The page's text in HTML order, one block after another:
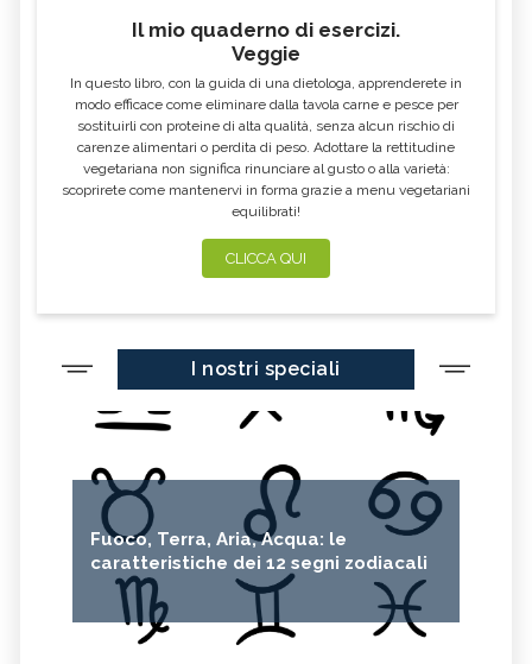
Il mio quaderno di esercizi.
Veggie
In questo libro, con la guida di una dietologa, apprenderete in
modo efficace come eliminare dalla tavola carne e pesce per
sostituirli con proteine di alta qualità, senza alcun rischio di
carenze alimentari o perdita di peso. Adottare la rettitudine
vegetariana non significa rinunciare al gusto o alla varietà:
scoprirete come mantenervi in forma grazie a menu vegetariani
equilibrati!
CLICCA QUI
I nostri speciali
Fuoco, Terra, Aria, Acqua: le
caratteristiche dei 12 segni zodiacali